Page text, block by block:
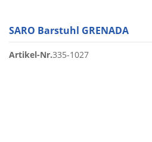
SARO Barstuhl GRENADA
Artikel-Nr.335-1027